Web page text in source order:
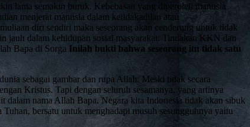
lama semakin buruk. Kebebasan yang diperoleh manusia
menjerat manusia dalam ketidakadilan atau
diri sendiri maka seseorang akan cenderung untuk tidak
jauh dalam kehidupan sosial masyarakat. Tindakan KKN dan
Bapa di Sorga Inilah bukti bahwa seseorang itu tidak satu
sebagai gambar dan rupa Allah. Meski tidak secara
Kristus. Tapi dengan seluruh sesamanya, yang artinya
dalam nama Allah Bapa. Negara kita Indonesia tidak akan sibuk
bersatu untuk menghadapi musuh sesungguhnya yaitu